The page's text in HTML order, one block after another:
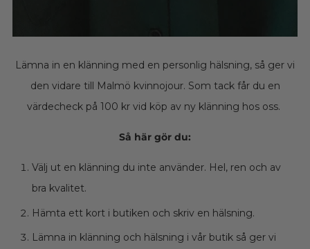
Lämna in en klänning med en personlig hälsning, så ger vi
den vidare till Malmö kvinnojour. Som tack får du en
värdecheck på 100 kr vid köp av ny klänning hos oss.
Så här gör du:
Välj ut en klänning du inte använder. Hel, ren och av
bra kvalitet.
Hämta ett kort i butiken och skriv en hälsning.
Lämna in klänning och hälsning i vår butik så ger vi